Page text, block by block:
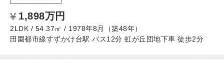
1,898万円
2LDK / 54.37㎡ / 1978年8月（築48年）
田園都市線すずかけ台駅 バス12分 虹が丘団地下車 徒歩2分